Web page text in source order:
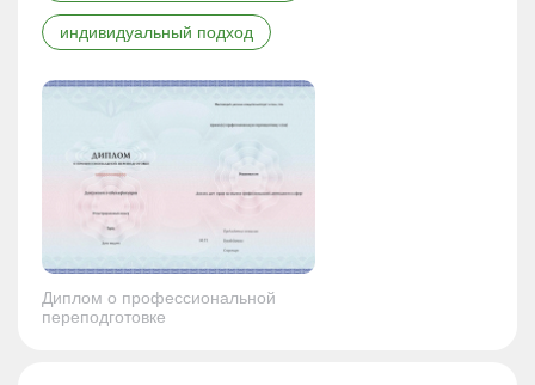
индивидуальный подход
Диплом о профессиональной
переподготовке